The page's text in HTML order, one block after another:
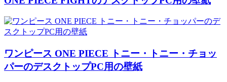
ワンピース ONE PIECE トニー・トニー・チョッ
パーのデスクトップPC用の壁紙